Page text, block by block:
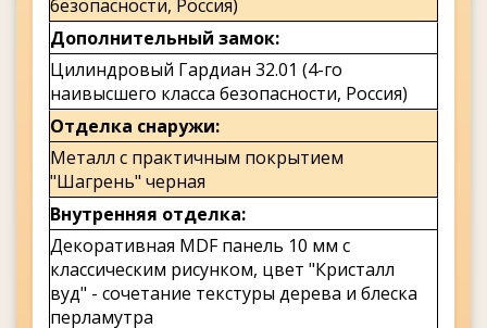
безопасности, Россия)
Дополнительный замок
Цилиндровый Гардиан 32.01 (4-го
наивысшего класса безопасности, Россия)
Отделка снаружи
Металл с практичным покрытием
"Шагрень" черная
Внутренняя отделка
Декоративная MDF панель 10 мм с
классическим рисунком, цвет "Кристалл
вуд" - сочетание текстуры дерева и блеска
перламутра